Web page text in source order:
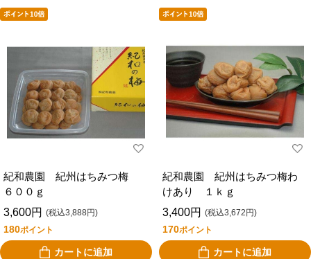
紀和農園 紀州はちみつ梅
６００ｇ
3,600円 (税込3,888円)
180ポイント
カートに追加
紀和農園 紀州はちみつ梅わ
けあり １ｋｇ
3,400円 (税込3,672円)
170ポイント
カートに追加